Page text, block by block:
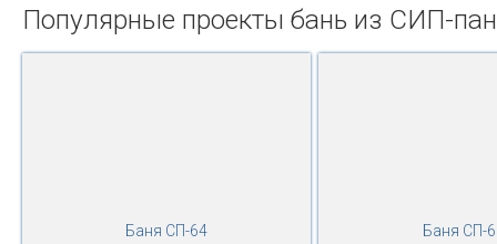
Популярные проекты бань из СИП-
Баня СП-64
Баня СП-